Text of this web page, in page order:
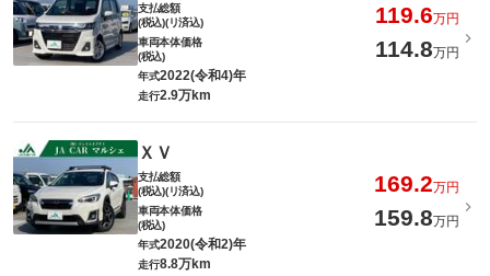
支払総額
(税込)(リ済込)
119.6万円
車両本体価格
(税込)
114.8万円
年式2022(令和4)年
走行2.9万km
ＸＶ
支払総額
(税込)(リ済込)
169.2万円
車両本体価格
(税込)
159.8万円
年式2020(令和2)年
走行8.8万km